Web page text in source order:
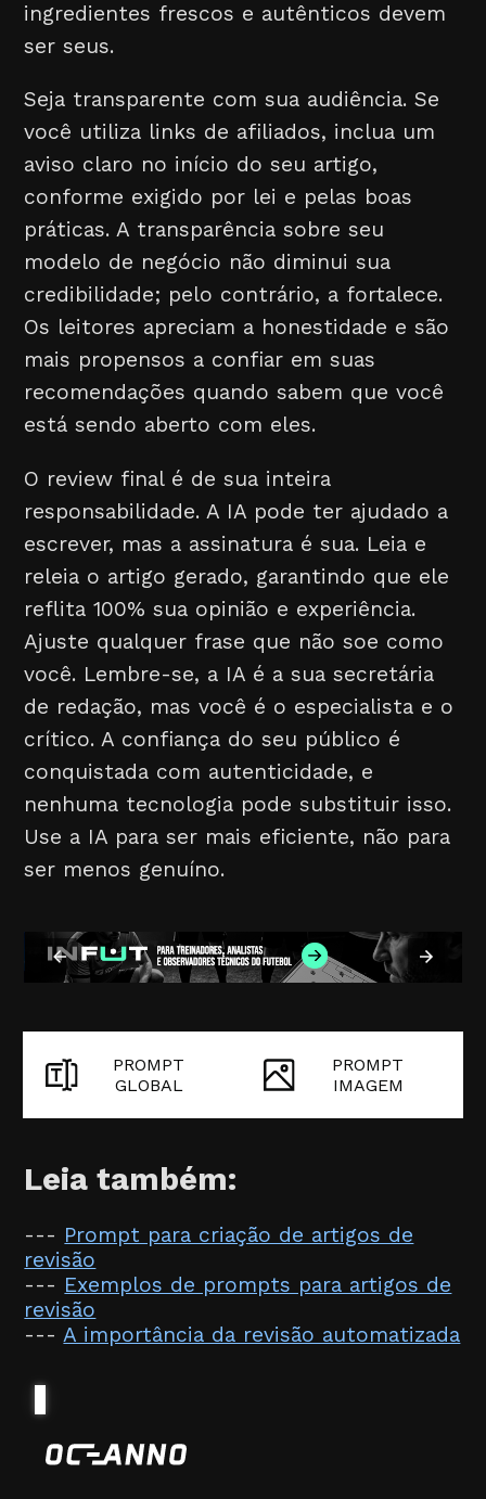
ingredientes frescos e autênticos devem
ser seus.
Seja transparente com sua audiência. Se
você utiliza links de afiliados, inclua um
aviso claro no início do seu artigo,
conforme exigido por lei e pelas boas
práticas. A transparência sobre seu
modelo de negócio não diminui sua
credibilidade; pelo contrário, a fortalece.
Os leitores apreciam a honestidade e são
mais propensos a confiar em suas
recomendações quando sabem que você
está sendo aberto com eles.
O review final é de sua inteira
responsabilidade. A IA pode ter ajudado a
escrever, mas a assinatura é sua. Leia e
releia o artigo gerado, garantindo que ele
reflita 100% sua opinião e experiência.
Ajuste qualquer frase que não soe como
você. Lembre-se, a IA é a sua secretária
de redação, mas você é o especialista e o
crítico. A confiança do seu público é
conquistada com autenticidade, e
nenhuma tecnologia pode substituir isso.
Use a IA para ser mais eficiente, não para
ser menos genuíno.
PROMPT
GLOBAL
PROMPT
IMAGEM
Leia também:
--- Prompt para criação de artigos de
revisão
--- Exemplos de prompts para artigos de
revisão
---A importância da revisão automatizada